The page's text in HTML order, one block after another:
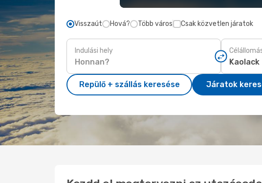
Visszaút Hová? Több város Csak közvetlen járatok
Indulási hely
Repülő + szállás keresése Járatok